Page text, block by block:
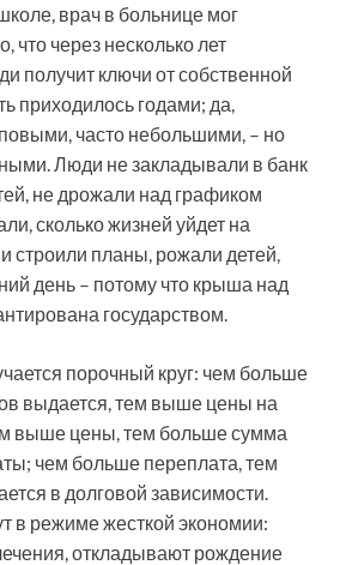
врач в больнице мог
что через несколько лет
получит ключи от собственной
приходилось годами; да,
часто небольшими, – но
Люди не закладывали в банк
не дрожали над графиком
сколько жизней уйдет на
строили планы, рожали детей,
день – потому что крыша над
государством.
порочный круг: чем больше
выдается, тем выше цены на
выше цены, тем больше сумма
чем больше переплата, тем
в долговой зависимости.
в режиме жесткой экономии:
откладывают рождение